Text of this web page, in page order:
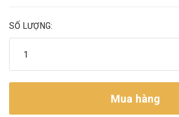
SỐ LƯỢNG:
Mua hàng